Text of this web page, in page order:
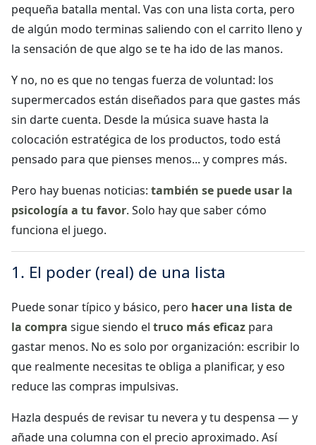
pequeña batalla mental. Vas con una lista corta, pero
de algún modo terminas saliendo con el carrito lleno y
la sensación de que algo se te ha ido de las manos.
Y no, no es que no tengas fuerza de voluntad: los
supermercados están diseñados para que gastes más
sin darte cuenta. Desde la música suave hasta la
colocación estratégica de los productos, todo está
pensado para que pienses menos... y compres más.
Pero hay buenas noticias: también se puede usar la
psicología a tu favor. Solo hay que saber cómo
funciona el juego.
1. El poder (real) de una lista
Puede sonar típico y básico, pero hacer una lista de
la compra sigue siendo el truco más eficaz para
gastar menos. No es solo por organización: escribir lo
que realmente necesitas te obliga a planificar, y eso
reduce las compras impulsivas.
Hazla después de revisar tu nevera y tu despensa — y
añade una columna con el precio aproximado. Así